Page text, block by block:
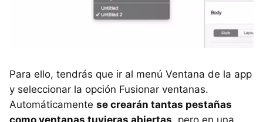
Para ello, tendrás que ir al menú Ventana de la app
y seleccionar la opción Fusionar ventanas.
Automáticamente se crearán tantas pestañas
como ventanas tuvieras abiertas, pero en una